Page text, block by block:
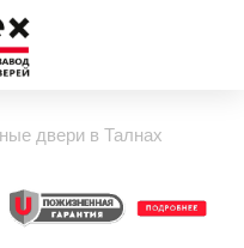
двери в Талнах